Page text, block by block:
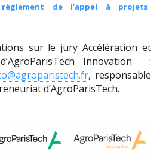
de l’appel à projets
sur le jury Accélération et
d’AgroParisTech Innovation :
, responsable
d’AgroParisTech.